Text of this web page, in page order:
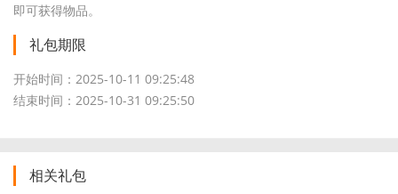
即可获得物品。
礼包期限
开始时间：2025-10-11 09:25:48
结束时间：2025-10-31 09:25:50
相关礼包